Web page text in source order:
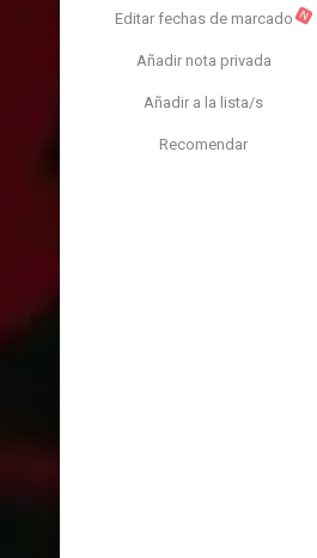
Editar fechas de marcado N
Añadir nota privada
Añadir a la lista/s
Recomendar